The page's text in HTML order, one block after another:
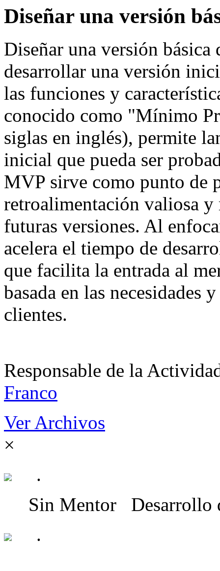
Diseñar una versión
Diseñar una versión
desarrollar una versión
las funciones y
conocido como "Mínimo
siglas en inglés), permite
inicial que pueda ser
MVP sirve como punto de
retroalimentación valiosa y
futuras versiones. Al
acelera el tiempo de
que facilita la entrada al
basada en las necesidades
clientes.
Responsable de la
Franco
Ver Archivos
×
.
Sin Mentor Desarrollo
.